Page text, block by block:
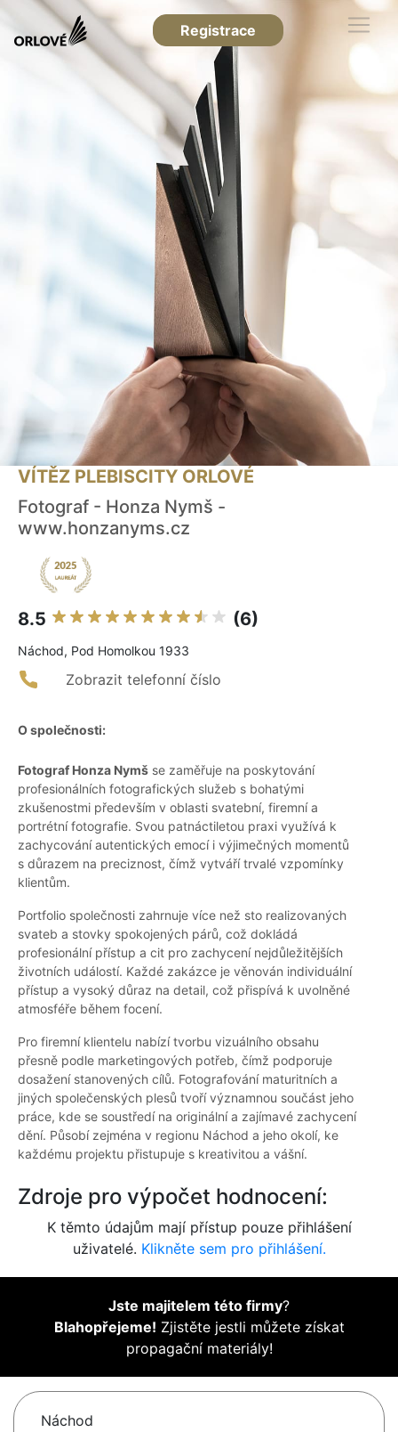
Registrace
VÍTĚZ PLEBISCITY ORLOVÉ
Fotograf - Honza Nymš -
www.honzanyms.cz
8.5 (6)
Náchod, Pod Homolkou 1933
Zobrazit telefonní číslo
O společnosti:
Fotograf Honza Nymš se zaměřuje na poskytování
profesionálních fotografických služeb s bohatými
zkušenostmi především v oblasti svatební, firemní a
portrétní fotografie. Svou patnáctiletou praxi využívá k
zachycování autentických emocí i výjimečných momentů
s důrazem na preciznost, čímž vytváří trvalé vzpomínky
klientům.
Portfolio společnosti zahrnuje více než sto realizovaných
svateb a stovky spokojených párů, což dokládá
profesionální přístup a cit pro zachycení nejdůležitějších
životních událostí. Každé zakázce je věnován individuální
přístup a vysoký důraz na detail, což přispívá k uvolněné
atmosféře během focení.
Pro firemní klientelu nabízí tvorbu vizuálního obsahu
přesně podle marketingových potřeb, čímž podporuje
dosažení stanovených cílů. Fotografování maturitních a
jiných společenských plesů tvoří významnou součást jeho
práce, kde se soustředí na originální a zajímavé zachycení
dění. Působí zejména v regionu Náchod a jeho okolí, ke
každému projektu přistupuje s kreativitou a vášní.
Zdroje pro výpočet hodnocení:
K těmto údajům mají přístup pouze přihlášení
uživatelé. Klikněte sem pro přihlášení.
Jste majitelem této firmy?
Blahopřejeme! Zjistěte jestli můžete získat
propagační materiály!
Náchod